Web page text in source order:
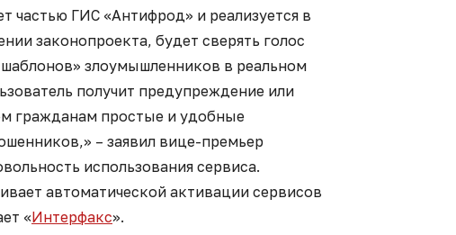
частью ГИС «Антифрод» и реализуется в
законопроекта, будет сверять голос
злоумышленников в реальном
получит предупреждение или
гражданам простые и удобные
– заявил вице-премьер
использования сервиса.
автоматической активации сервисов
«Интерфакс».